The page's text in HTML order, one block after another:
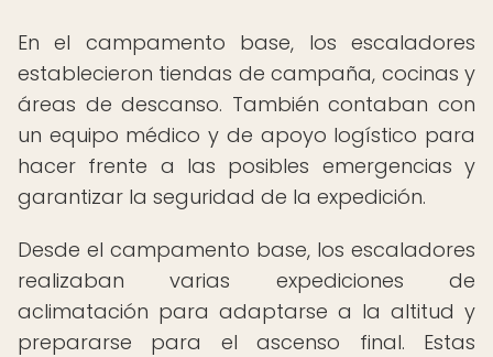
En el campamento base, los escaladores
establecieron tiendas de campaña, cocinas y
áreas de descanso. También contaban con
un equipo médico y de apoyo logístico para
hacer frente a las posibles emergencias y
garantizar la seguridad de la expedición.
Desde el campamento base, los escaladores
realizaban varias expediciones de
aclimatación para adaptarse a la altitud y
prepararse para el ascenso final. Estas